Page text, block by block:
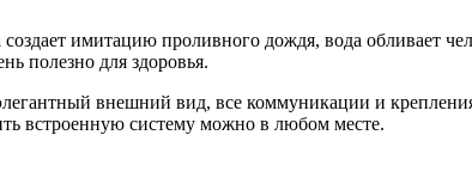
имитацию проливного дождя, вода обливает
полезно для здоровья.
внешний вид, все коммуникации и
встроенную систему можно в любом месте.